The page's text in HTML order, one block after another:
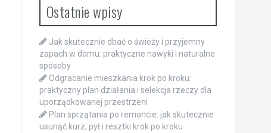
Ostatnie wpisy
Jak skutecznie dbać o świeży i przyjemny
zapach w domu: praktyczne nawyki i naturalne
sposoby
Odgracanie mieszkania krok po kroku:
praktyczny plan działania i selekcja rzeczy dla
uporządkowanej przestrzeni
Plan sprzątania po remoncie: jak skutecznie
usunąć kurz, pył i resztki krok po kroku